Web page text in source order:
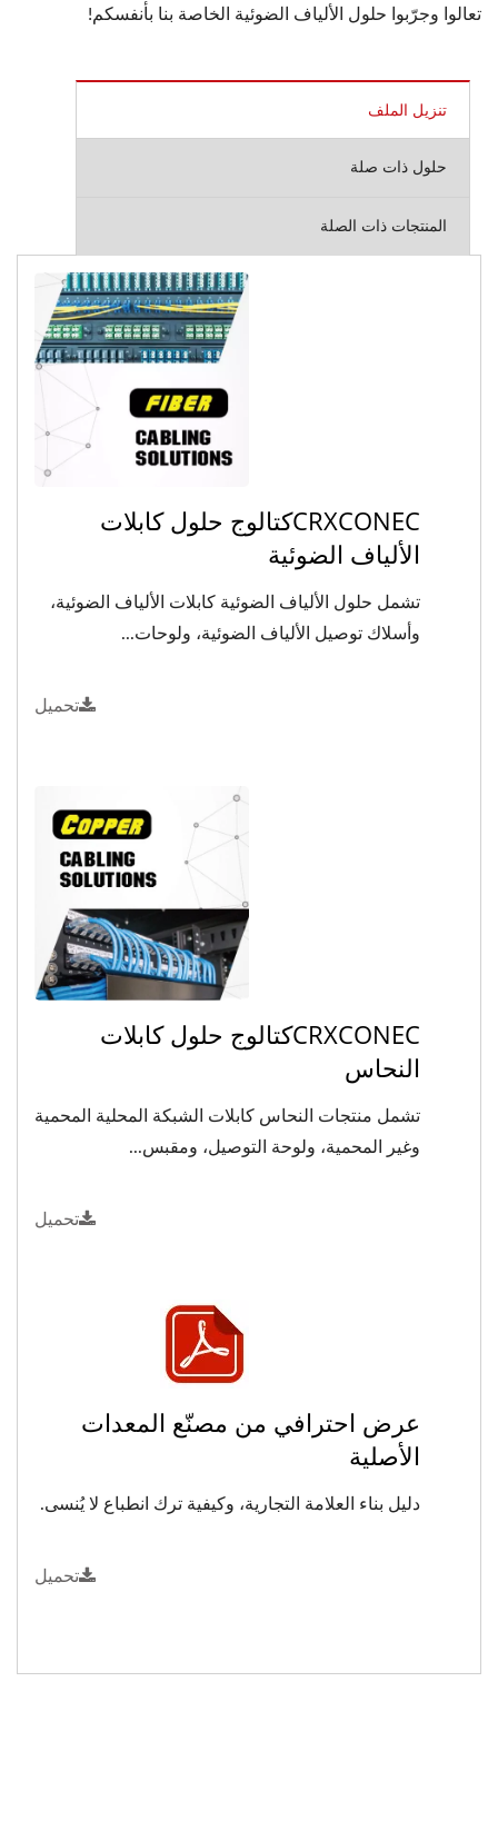
تعالوا وجرّبوا حلول الألياف الضوئية الخاصة بنا بأنفسكم!
تنزيل الملف
حلول ذات صلة
المنتجات ذات الصلة
CRXCONECكتالوج حلول كابلات
الألياف الضوئية
تشمل حلول الألياف الضوئية كابلات الألياف الضوئية،
وأسلاك توصيل الألياف الضوئية، ولوحات...
تحميل
CRXCONECكتالوج حلول كابلات
النحاس
تشمل منتجات النحاس كابلات الشبكة المحلية المحمية
وغير المحمية، ولوحة التوصيل، ومقبس...
تحميل
عرض احترافي من مصنّع المعدات
الأصلية
دليل بناء العلامة التجارية، وكيفية ترك انطباع لا يُنسى.
تحميل